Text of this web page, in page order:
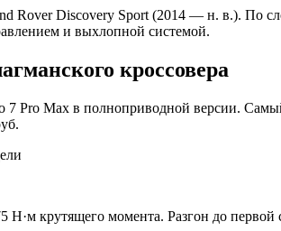
Rover Discovery Sport (2014 — н. в.). По
и выхлопной системой.
кроссовера
7 Pro Max в полноприводной версии.
крутящего момента. Разгон до